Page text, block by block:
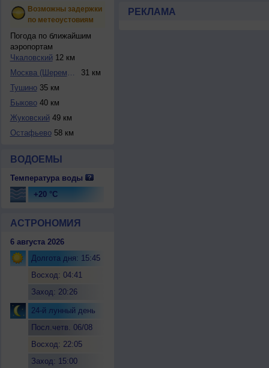
Возможны задержки
по метеоустовиям
Погода по ближайшим
аэропортам
Чкаловский 12 км
Москва (Шереметье...
31 км
Тушино35 км
Быково40 км
Жуковский 49 км
Остафьево58 км
ВОДОЕМЫ
Температура воды
+20 °C
АСТРОНОМИЯ
6 августа 2026
Долгота дня: 15:45
Восход: 04:41
Заход: 20:26
24-й лунный день
Посл.четв. 06/08
Восход: 22:05
Заход: 15:00
РЕКЛАМА